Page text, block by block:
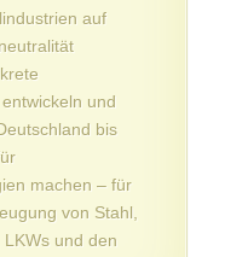
auf
und
bis
machen – für
von Stahl,
und den